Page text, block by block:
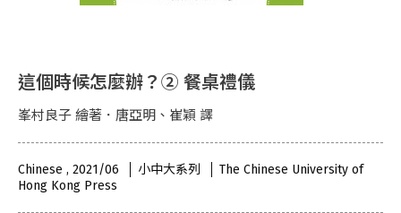
這個時候怎麼辦？② 餐桌禮儀
峯村良子 繪著．唐亞明、崔穎 譯
Chinese , 2021/06 小中大系列
The Chinese University of
Hong Kong Press